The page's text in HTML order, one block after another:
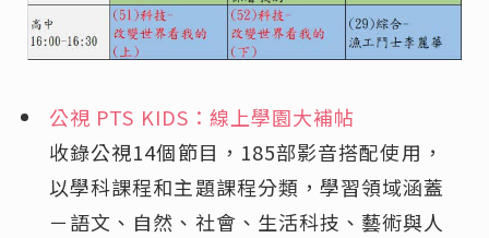
公視 PTS KIDS：線上學園大補帖
收錄公視14個節目，185部影音搭配使用，
以學科課程和主題課程分類，學習領域涵蓋
－語文、自然、社會、生活科技、藝術與人